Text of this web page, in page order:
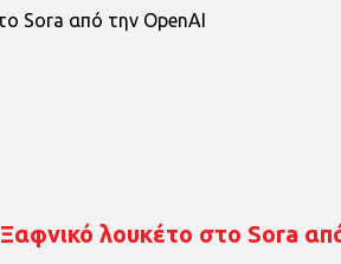
Ξαφνικό λουκέτο στο Sora